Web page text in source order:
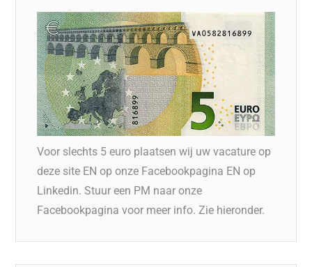
Voor slechts 5 euro plaatsen wij uw vacature op
deze site EN op onze Facebookpagina EN op
Linkedin. Stuur een PM naar onze
Facebookpagina voor meer info. Zie hieronder.